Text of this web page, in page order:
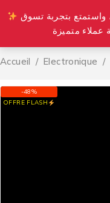
Accueil / Electronique /
-48%
OFFRE FLASH